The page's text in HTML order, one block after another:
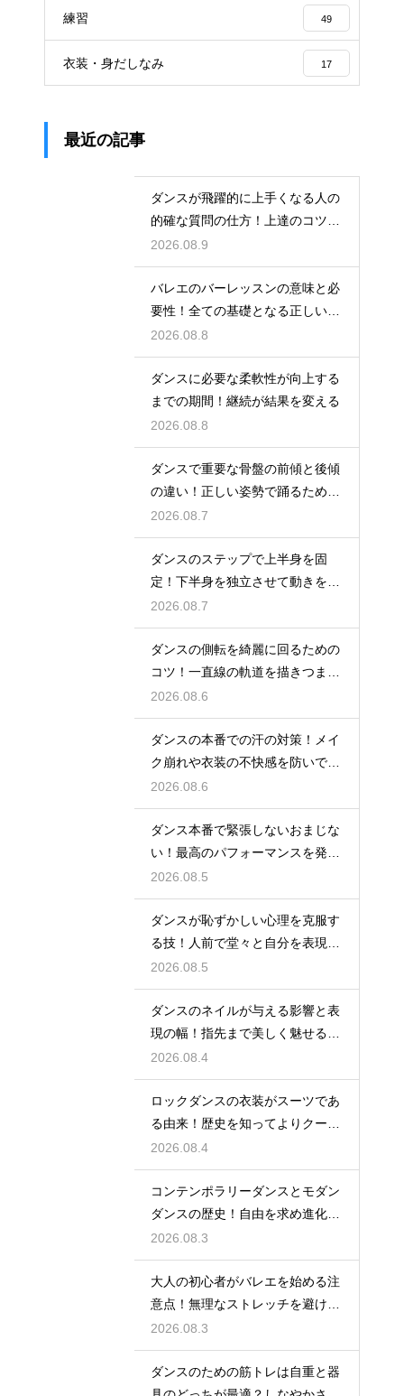
練習 49
衣装・身だしなみ 17
最近の記事
ダンスが飛躍的に上手くなる人の
的確な質問の仕方！上達のコツを
引き出す
2026.08.9
バレエのバーレッスンの意味と必
要性！全ての基礎となる正しい姿
勢と軸を
2026.08.8
ダンスに必要な柔軟性が向上する
までの期間！継続が結果を変える
2026.08.8
ダンスで重要な骨盤の前傾と後傾
の違い！正しい姿勢で踊るための
鍵
2026.08.7
ダンスのステップで上半身を固
定！下半身を独立させて動きを際
立たせる
2026.08.7
ダンスの側転を綺麗に回るための
コツ！一直線の軌道を描きつま先
まで伸ばす
2026.08.6
ダンスの本番での汗の対策！メイ
ク崩れや衣装の不快感を防いで快
適に踊る
2026.08.6
ダンス本番で緊張しないおまじな
い！最高のパフォーマンスを発揮
する心理術
2026.08.5
ダンスが恥ずかしい心理を克服す
る技！人前で堂々と自分を表現す
るステップ
2026.08.5
ダンスのネイルが与える影響と表
現の幅！指先まで美しく魅せるた
めの工夫
2026.08.4
ロックダンスの衣装がスーツであ
る由来！歴史を知ってよりクール
に踊ろう
2026.08.4
コンテンポラリーダンスとモダン
ダンスの歴史！自由を求め進化す
る表現の道
2026.08.3
大人の初心者がバレエを始める注
意点！無理なストレッチを避け安
全に楽しむ
2026.08.3
ダンスのための筋トレは自重と器